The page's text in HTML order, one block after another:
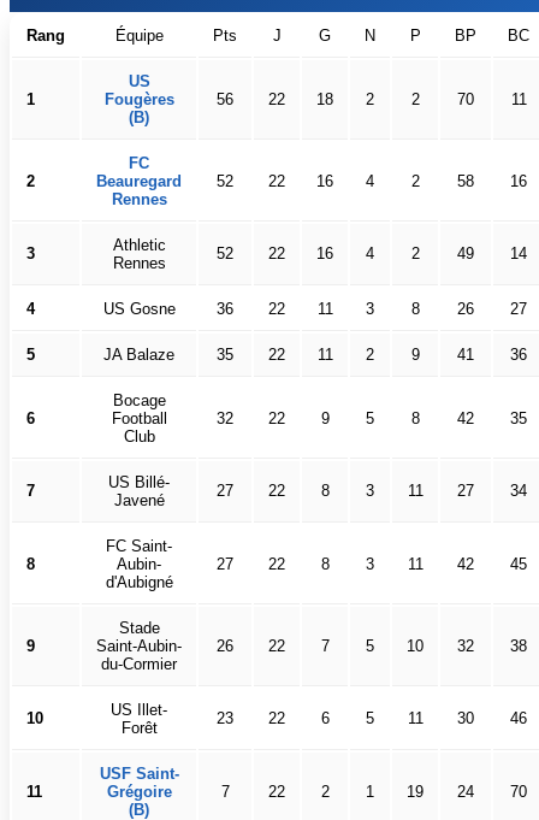
Rang Équipe Pts J G N P BP BC
1
US
Fougères
(B)
56 22 18 2 2 70 11
2
FC
Beauregard
Rennes
52 22 16 4 2 58 16
3
Athletic
Rennes
52 22 16 4 2 49 14
4 US Gosne 36 22 11 3 8 26 27
5 JA Balaze 35 22 11 2 9 41 36
6
Bocage
Football
Club
32 22 9 5 8 42 35
7
US Billé-
Javené
27 22 8 3 11 27 34
8
FC Saint-
Aubin-
d'Aubigné
27 22 8 3 11 42 45
9
Stade
Saint-Aubin-
du-Cormier
26 22 7 5 10 32 38
10
US Illet-
Forêt
23 22 6 5 11 30 46
11
USF Saint-
Grégoire
(B)
7 22 2 1 19 24 70